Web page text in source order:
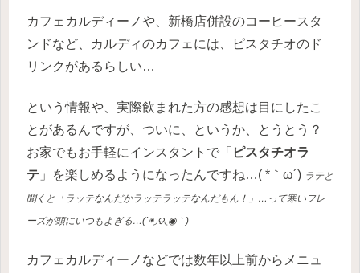
カフェカルディーノや、新橋店併設のコーヒースタ
ンドなど、カルディのカフェには、ピスタチオのド
リンクがあるらしい…
という情報や、実際飲まれた方の感想は目にしたこ
とがあるんですが、ついに、というか、とうとう？
お家でもお手軽にインスタントで「 ピスタチオラ
テ 」を楽しめるようになったんですね…( *｀ω´) ラテと
聞くと「ラッテなんだかラッテラッテなんだもん！」…って寒いフレ
ーズが頭にいつもよぎる…(΄◉◞౪◟◉｀)
カフェカルディーノなどでは数年以上前からメニュ